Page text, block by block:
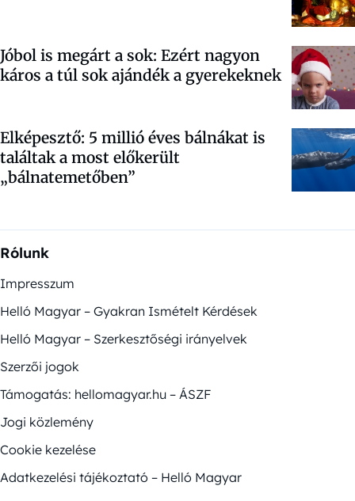
Jóbol is megárt a sok: Ezért nagyon
káros a túl sok ajándék a gyerekeknek
Elképesztő: 5 millió éves bálnákat is
találtak a most előkerült
„bálnatemetőben”
Rólunk
Impresszum
Helló Magyar – Gyakran Ismételt Kérdések
Helló Magyar – Szerkesztőségi irányelvek
Szerzői jogok
Támogatás: hellomagyar.hu – ÁSZF
Jogi közlemény
Cookie kezelése
Adatkezelési tájékoztató – Helló Magyar